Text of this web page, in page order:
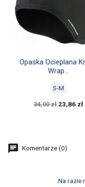
Szybki
Opaska Ocieplana
Wrap...
S-M
34,00 zł 23,86 zł
Komentarze (0)
Na razie